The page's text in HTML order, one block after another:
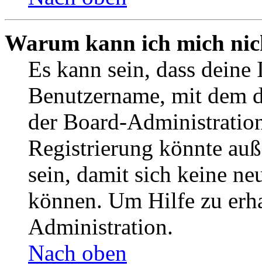
Warum kann ich mich
Es kann sein, dass
Benutzername, mit dem
der Board-
Registrierung könnte
sein, damit sich keine
können. Um Hilfe zu
Administration.
Nach oben